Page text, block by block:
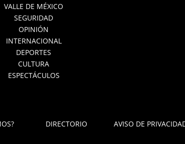
VALLE DE MÉXICO
SEGURIDAD
OPINIÓN
INTERNACIONAL
DEPORTES
CULTURA
ESPECTÁCULOS
DIRECTORIO AVISO DE